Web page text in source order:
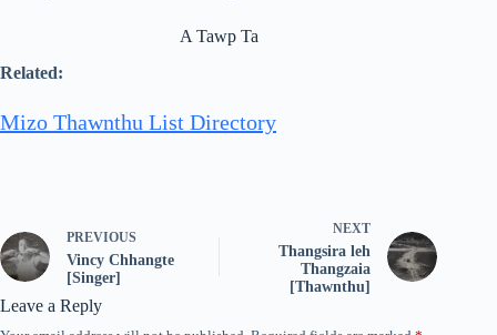
A Tawp Ta
Related:
Mizo Thawnthu List Directory
PREVIOUS
Vincy Chhangte
[Singer]
NEXT
Thangsira leh
Thangzaia
[Thawnthu]
Leave a Reply